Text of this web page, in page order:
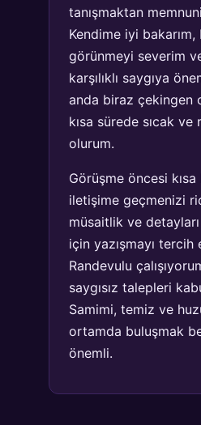
tanışmaktan
Kendime iyi bakarım,
görünmeyi severim
karşılıklı saygıya
anda biraz çekingen
kısa sürede sıcak ve
olurum.
Görüşme öncesi
iletişime geçmenizi
müsaitlik ve
için yazışmayı tercih
Randevulu
saygısız talepleri
Samimi, temiz ve
ortamda buluşmak
önemli.